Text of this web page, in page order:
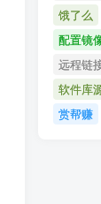
饿了么
配置镜
远程链
软件库
赏帮赚